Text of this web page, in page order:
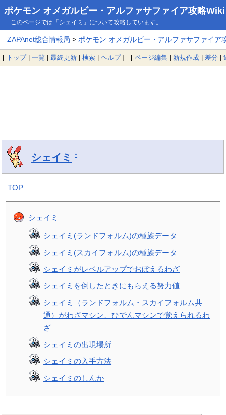
ポケモン オメガルビー・アルファサファイア攻略Wiki
このページでは「シェイミ」について攻略しています。
ZAPAnet総合情報局 > ポケモン オメガルビー・アルファサファイア
[ トップ| 一覧 | 最終更新 | 検索 | ヘルプ] [ ページ編集 | 新規作成 | 差分 |
シェイミ †
TOP
シェイミ
シェイミ(ランドフォルム)の種族データ
シェイミ(スカイフォルム)の種族データ
シェイミがレベルアップでおぼえるわざ
シェイミを倒したときにもらえる努力値
シェイミ（ランドフォルム・スカイフォルム共
通）がわざマシン、ひでんマシンで覚えられるわ
ざ
シェイミの出現場所
シェイミの入手方法
シェイミのしんか